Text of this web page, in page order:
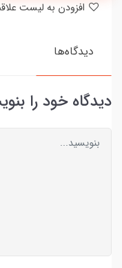
دیدگاه‌ها
دیدگاه خود را